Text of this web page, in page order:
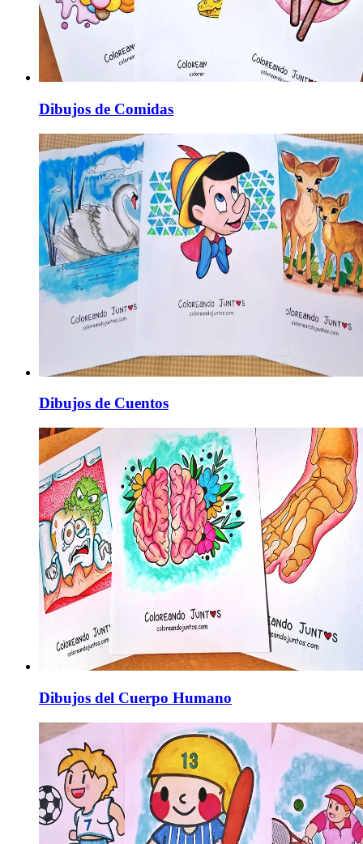
Dibujos de Comidas
Dibujos de Cuentos
Dibujos del Cuerpo Humano